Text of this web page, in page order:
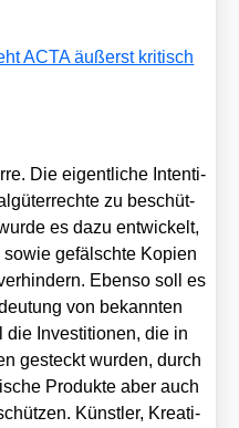
ACTA äußerst kri­tisch
Die eigent­li­che Inten­ti­
zu beschüt­
es dazu ent­wi­ckelt,
gefälsch­te Kopien
Eben­so soll es
von bekann­ten
die Inves­ti­tio­nen, die in
gesteckt wur­den, durch
Pro­duk­te aber auch
Künst­ler, Krea­ti­